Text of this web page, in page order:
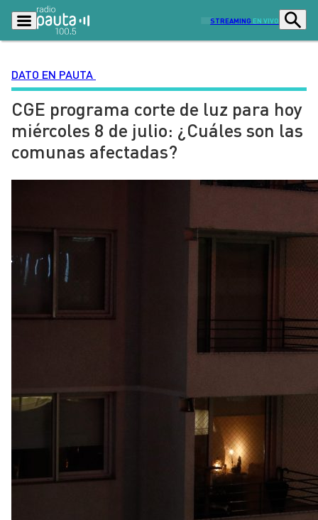
STREAMING EN VIVO
Podcasts Programas
Lo Último Actualidad
Ciudad
Sostenibilidad
Entretención y Cultura
Dato en Pauta
DATO EN PAUTA
CGE programa corte de luz para hoy
miércoles 8 de julio: ¿Cuáles son las
comunas afectadas?